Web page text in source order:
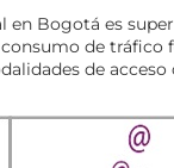
en Bogotá es
de
de